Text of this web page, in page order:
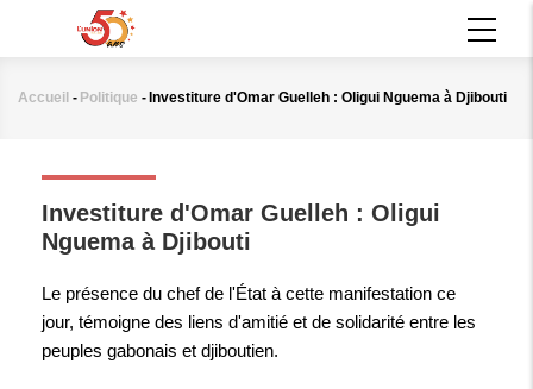
principal
Fil
Accueil - Politique - Investiture d'Omar Guelleh : Oligui Nguema à Djibouti
Investiture d'Omar Guelleh : Oligui
Nguema à Djibouti
Le présence du chef de l'État à cette manifestation ce
jour, témoigne des liens d'amitié et de solidarité entre les
peuples gabonais et djiboutien.